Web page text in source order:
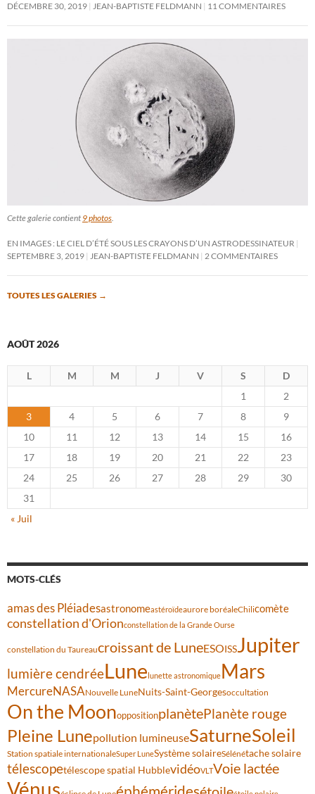
DÉCEMBRE 30, 2019 JEAN-BAPTISTE FELDMANN 11 COMMENTAIRES
Cette galerie contient 9 photos.
EN IMAGES : LE CIEL D’ÉTÉ SOUS LES CRAYONS D’UN ASTRODESSINATEUR
SEPTEMBRE 3, 2019 JEAN-BAPTISTE FELDMANN 2 COMMENTAIRES
TOUTES LES GALERIES →
AOÛT 2026
L M M J V S
D
1
2
3
4 5 6 7 8
9
10
11 12 13 14 15
16
17
18 19 20 21 22
23
24
25 26 27 28 29
30
31
« Juil
MOTS-CLÉS
amas des Pléiadesastronomeastéroïdeaurore boréaleChilicomète
constellation d'Orionconstellation de la Grande Ourse
constellation du Taureaucroissant de LuneESOISSJupiter
lumière cendréeLune lunette astronomiqueMars
MercureNASANouvelle LuneNuits-Saint-Georgesoccultation
On the MoonoppositionplanètePlanète rouge
Pleine Lunepollution lumineuseSaturneSoleil
Station spatiale internationaleSuper LuneSystème solaireSélénétache solaire
télescopetélescope spatial HubblevidéoVLTVoie lactée